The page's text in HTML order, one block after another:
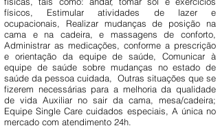
físicos, Estimular atividades de lazer e
ocupacionais, Realizar mudanças de posição na
cama e na cadeira, e massagens de conforto,
Administrar as medicações, conforme a prescrição
e orientação da equipe de saúde, Comunicar à
equipe de saúde sobre mudanças no estado de
saúde da pessoa cuidada, Outras situações que se
fizerem necessárias para a melhoria da qualidade
de vida Auxiliar no sair da cama, mesa/cadeira;
Equipe Single Care cuidados especiais, A única no
mercado com atendimento 24h.